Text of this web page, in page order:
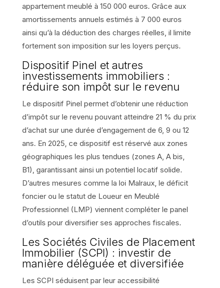
appartement meublé à 150 000 euros. Grâce aux
amortissements annuels estimés à 7 000 euros
ainsi qu’à la déduction des charges réelles, il limite
fortement son imposition sur les loyers perçus.
Dispositif Pinel et autres
investissements immobiliers :
réduire son impôt sur le revenu
Le dispositif Pinel permet d’obtenir une réduction
d’impôt sur le revenu pouvant atteindre 21 % du prix
d’achat sur une durée d’engagement de 6, 9 ou 12
ans. En 2025, ce dispositif est réservé aux zones
géographiques les plus tendues (zones A, A bis,
B1), garantissant ainsi un potentiel locatif solide.
D’autres mesures comme la loi Malraux, le déficit
foncier ou le statut de Loueur en Meublé
Professionnel (LMP) viennent compléter le panel
d’outils pour diversifier ses approches fiscales.
Les Sociétés Civiles de Placement
Immobilier (SCPI) : investir de
manière déléguée et diversifiée
Les SCPI séduisent par leur accessibilité